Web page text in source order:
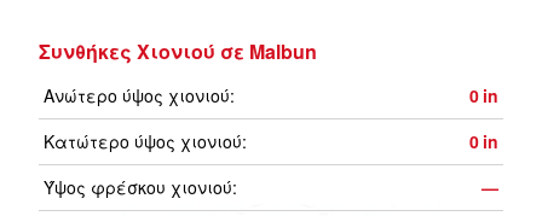
Συνθήκες Χιονιού σε Malbun
Ανώτερο ύψος χιονιού: 0 in
Κατώτερο ύψος χιονιού:
0 in
Ύψος φρέσκου χιονιού:
—